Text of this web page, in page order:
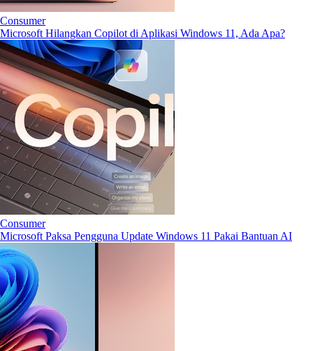
Consumer
Microsoft Hilangkan Copilot di Aplikasi Windows 11, Ada Apa?
Consumer
Microsoft Paksa Pengguna Update Windows 11 Pakai Bantuan AI